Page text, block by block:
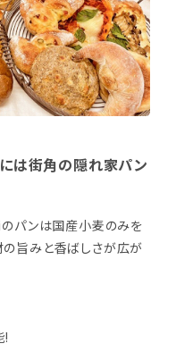
は街角の隠れ家パン
パンは国産小麦のみを
旨みと香ばしさが広が
!